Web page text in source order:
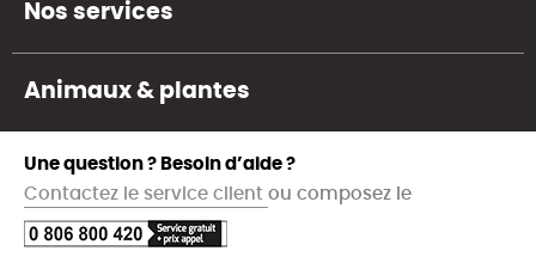
Nos services
Animaux & plantes
Une question ? Besoin d’aide ?
Contactez le service client ou composez le